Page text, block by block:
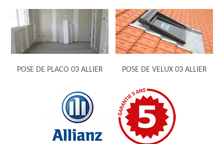
POSE DE PLACO 03 ALLIER POSE DE VELUX 03 ALLIER